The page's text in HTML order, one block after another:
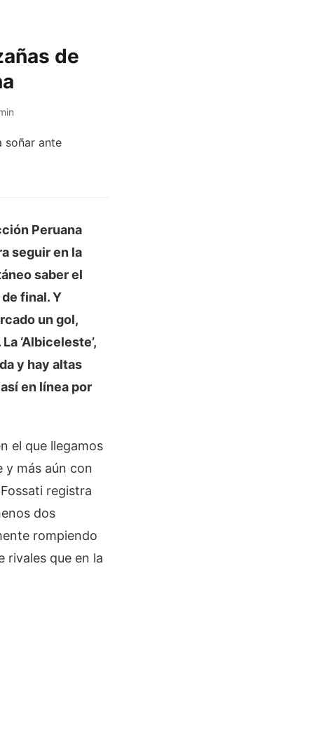
de
Peruana
seguir en la
saber el
final. Y
un gol,
‘Albiceleste’,
y hay altas
en línea por
el que llegamos
y más aún con
registra
dos
rompiendo
rivales que en la